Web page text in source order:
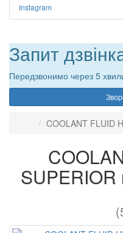
Instagram
Запит
Передзвонимо через 5
COOLANT FLUID
SUPERIOR